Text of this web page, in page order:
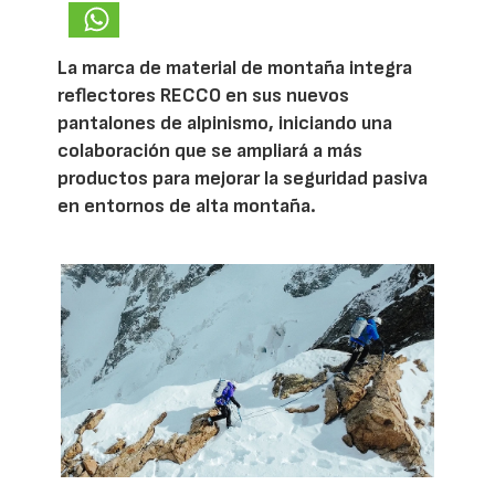
La marca de material de montaña integra
reflectores RECCO en sus nuevos
pantalones de alpinismo, iniciando una
colaboración que se ampliará a más
productos para mejorar la seguridad pasiva
en entornos de alta montaña.